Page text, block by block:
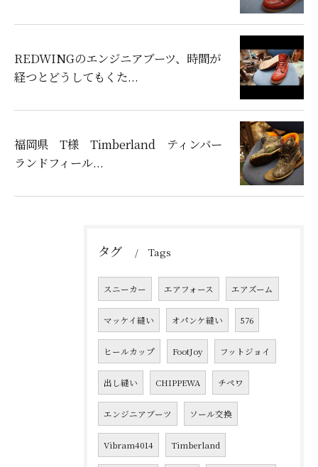
REDWINGのエンジニアブーツ、時間が
経つとどうしてもくた...
福岡県 T様 Timberland ティンバー
ランドフィール...
タグ Tags
スニーカー エアフォース エアズーム
マッケイ縫い オパンケ縫い 576
ヒールカップ FootJoy フットジョイ
出し縫い CHIPPEWA チペワ
エンジニアブーツ ソール交換
Vibram4014 Timberland